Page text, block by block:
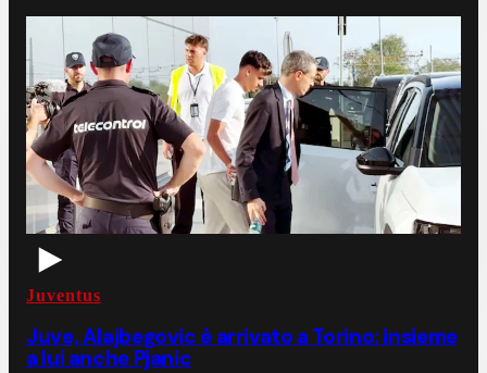
Juventus
Juve, Alajbegovic è arrivato a Torino: insieme
a lui anche Pjanic